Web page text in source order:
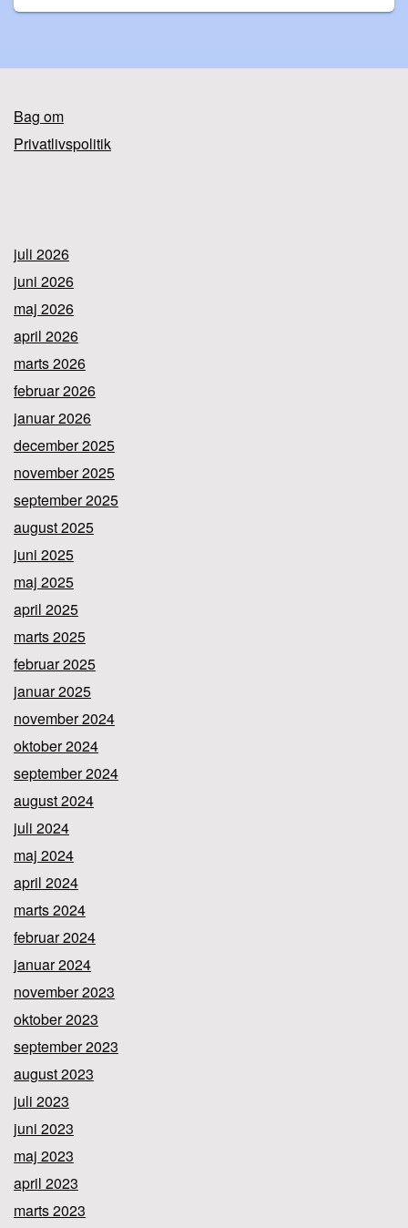
Bag om
Privatlivspolitik
juli 2026
juni 2026
maj 2026
april 2026
marts 2026
februar 2026
januar 2026
december 2025
november 2025
september 2025
august 2025
juni 2025
maj 2025
april 2025
marts 2025
februar 2025
januar 2025
november 2024
oktober 2024
september 2024
august 2024
juli 2024
maj 2024
april 2024
marts 2024
februar 2024
januar 2024
november 2023
oktober 2023
september 2023
august 2023
juli 2023
juni 2023
maj 2023
april 2023
marts 2023